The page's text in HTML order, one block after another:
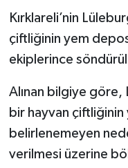
Kırklareli’nin
çiftliğinin yem
ekiplerince
Alınan bilgiye göre,
bir hayvan
belirlenemeyen
verilmesi üzerine